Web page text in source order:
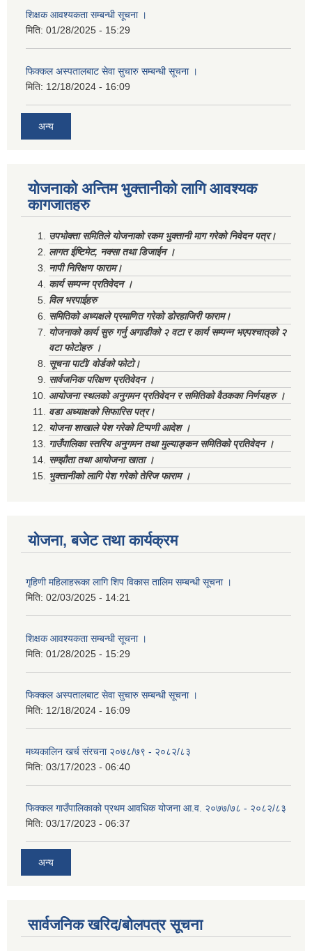
शिक्षक आवश्यकता सम्बन्धी सूचना ।
मिति: 01/28/2025 - 15:29
फिक्कल अस्पतालबाट सेवा सुचारु सम्बन्धी सूचना ।
मिति: 12/18/2024 - 16:09
अन्य
योजनाको अन्तिम भुक्तानीको लागि आवश्यक
कागजातहरु
उपभोक्ता समितिले योजनाको रकम भुक्तानी माग गरेको निवेदन पत्र।
लागत ईष्टिमेट, नक्सा तथा डिजाईन ।
नापी निरिक्षण फाराम।
कार्य सम्पन्न प्रतिवेदन ।
विल भरपाईहरु
समितिको अध्यक्षले प्रमाणित गरेको डोरहाजिरी फाराम।
योजनाको कार्य सुरु गर्नु अगाडीको २ वटा र कार्य सम्पन्न भएपश्चात्‌को २
वटा फोटोहरु ।
सूचना पाटी/ वोर्डको फोटो।
सार्वजनिक परिक्षण प्रतिवेदन ।
आयोजना स्थलको अनुगमन प्रतिवेदन र समितिको वैठकका निर्णयहरु ।
वडा अध्याक्षको सिफारिस पत्र।
योजना शाखाले पेश गरेको टिप्पणी आदेश ।
गाउँपालिका स्तरिय अनुगमन तथा मुल्याङ्कन समितिको प्रतिवेदन ।
सम्झौता तथा आयोजना खाता ।
भुक्तानीको लागि पेश गरेको तेरिज फाराम ।
योजना, बजेट तथा कार्यक्रम
गृहिणी महिलाहरूका लागि शिप विकास तालिम सम्बन्धी सूचना ‌।
मिति: 02/03/2025 - 14:21
शिक्षक आवश्यकता सम्बन्धी सूचना ।
मिति: 01/28/2025 - 15:29
फिक्कल अस्पतालबाट सेवा सुचारु सम्बन्धी सूचना ।
मिति: 12/18/2024 - 16:09
मध्यकालिन खर्च संरचना २०७८/७९ - २०८२/८३
मिति: 03/17/2023 - 06:40
फिक्कल गाउँपालिकाको प्रथम आवधिक योजना आ.व. २०७७/७८ - २०८२/८३
मिति: 03/17/2023 - 06:37
अन्य
सार्वजनिक खरिद/बोलपत्र सूचना